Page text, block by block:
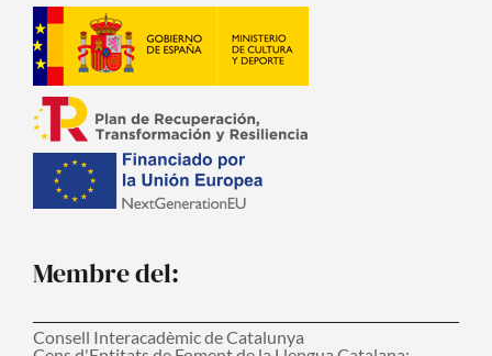
Membre del:
Consell Interacadèmic de Catalunya